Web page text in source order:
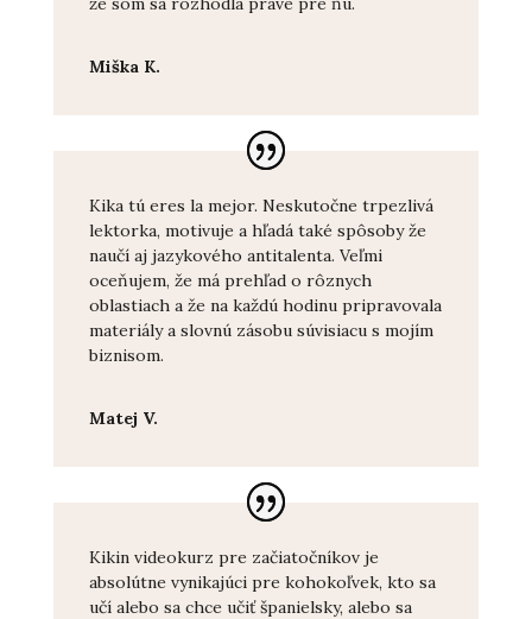
Miška K.
Kika tú eres la mejor. Neskutočne trpezlivá
lektorka, motivuje a hľadá také spôsoby že
naučí aj jazykového antitalenta. Veľmi
oceňujem, že má prehľad o rôznych
oblastiach a že na každú hodinu pripravovala
materiály a slovnú zásobu súvisiacu s mojím
biznisom.
Matej V.
Kikin videokurz pre začiatočníkov je
absolútne vynikajúci pre kohokoľvek, kto sa
učí alebo sa chce učiť španielsky, alebo sa